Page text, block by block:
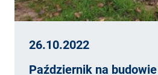
26.10.2022
Październik na